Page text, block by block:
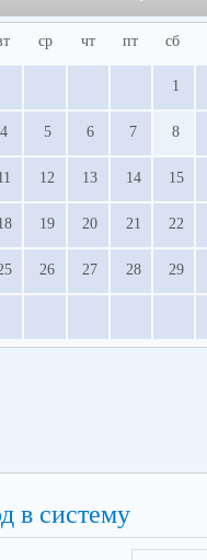
ср чт пт сб
1
4 5 6 7 8
12 13 14 15
19 20 21 22
26 27 28 29
в систему